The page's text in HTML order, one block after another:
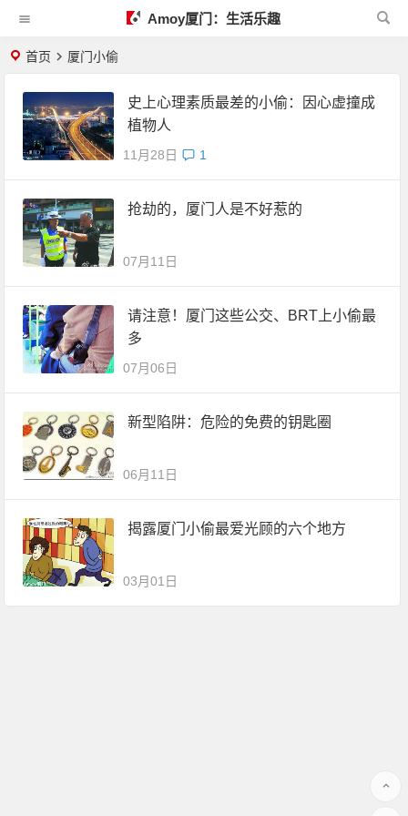
Amoy厦门：生活乐趣
首页 厦门小偷
史上心理素质最差的小偷：因心虚撞成
植物人
11月28日 1
抢劫的，厦门人是不好惹的
07月11日
请注意！厦门这些公交、BRT上小偷最
多
07月06日
新型陷阱：危险的免费的钥匙圈
06月11日
揭露厦门小偷最爱光顾的六个地方
03月01日